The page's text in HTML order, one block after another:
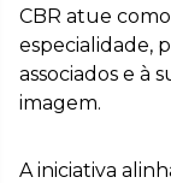
CBR atue
especialidade,
associados e à
imagem.
A iniciativa